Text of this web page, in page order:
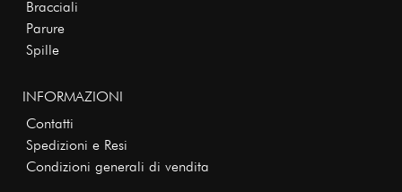
Bracciali
Parure
Spille
INFORMAZIONI
Contatti
Spedizioni e Resi
Condizioni generali di vendita